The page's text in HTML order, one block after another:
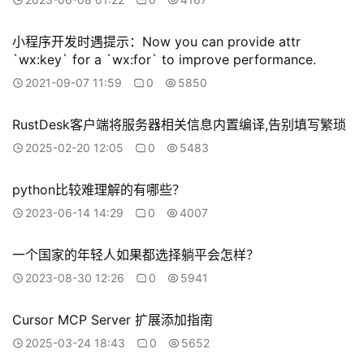
小程序开发时遇提示：Now you can provide attr
`wx:key` for a `wx:for` to improve performance.
2021-09-07 11:59 0 5850
RustDesk客户端将服务器相关信息内置编译,告别填写繁琐
2025-02-20 12:05 0 5483
python比较难理解的有哪些？
2023-06-14 14:29 0 4007
一个国家的年轻人如果都选择躺平会怎样？
2023-08-30 12:26 0 5941
Cursor MCP Server 扩展添加指南
2025-03-24 18:43 0 5652